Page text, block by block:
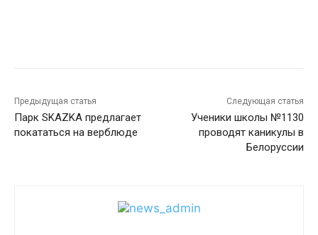
Предыдущая статья
Парк SKAZKA предлагает
покататься на верблюде
Следующая статья
Ученики школы №1130
проводят каникулы в
Белоруссии